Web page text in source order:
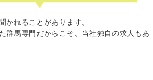
かれることがあります。
群馬専門だからこそ、当社独自の求人もあ